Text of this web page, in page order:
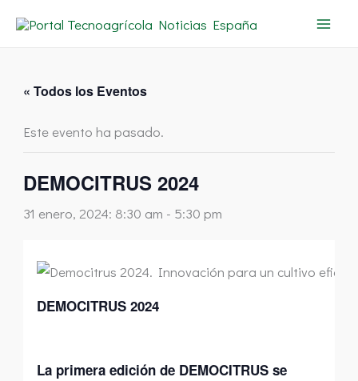
« Todos los Eventos
Este evento ha pasado.
DEMOCITRUS 2024
31 enero, 2024: 8:30 am - 5:30 pm
DEMOCITRUS 2024
La primera edición de DEMOCITRUS se